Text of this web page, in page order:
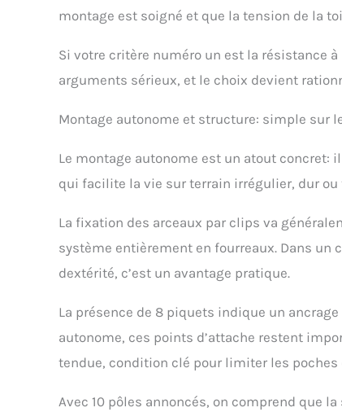
montage est soigné et que la tension de la
Si votre critère numéro un est la résistance
arguments sérieux, et le choix devient
Montage autonome et structure: simple sur
Le montage autonome est un atout concret:
qui facilite la vie sur terrain irrégulier, dur
La fixation des arceaux par clips va
système entièrement en fourreaux. Dans un
dextérité, c’est un avantage pratique.
La présence de 8 piquets indique un
autonome, ces points d’attache restent
tendue, condition clé pour limiter les poches
Avec 10 pôles annoncés, on comprend que